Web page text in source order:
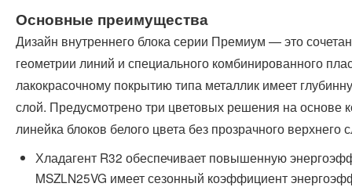
Основные преимущества
Дизайн внутреннего блока серии Премиум — это
геометрии линий и специального комбинированного
лакокрасочному покрытию типа металлик имеет
слой. Предусмотрено три цветовых решения на основе
линейка блоков белого цвета без прозрачного верхнего
Хладагент R32 обеспечивает повышенную
MSZLN25VG имеет сезонный коэффициент